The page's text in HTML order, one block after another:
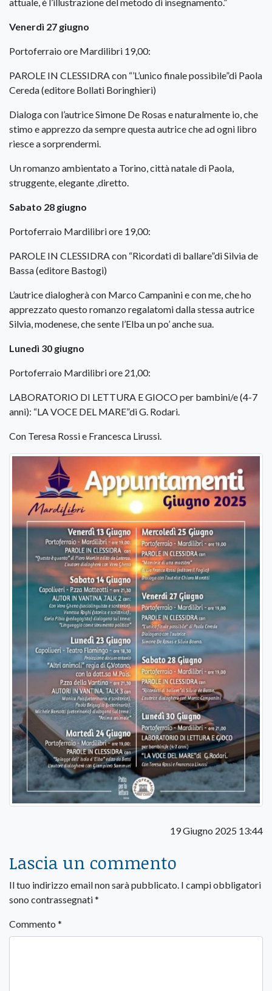
Venerdì 27 giugno
Portoferraio ore Mardilibri 19,00:
PAROLE IN CLESSIDRA con “’L’unico finale possibile”di Paola
Cereda (editore Bollati Boringhieri)
Dialoga con l’autrice Simone De Rosas e naturalmente io, che
stimo e apprezzo da sempre questa autrice che ad ogni libro
riesce a sorprendermi.
Un romanzo ambientato a Torino, città natale di Paola,
struggente, elegante ,diretto.
Sabato 28 giugno
Portoferraio Mardilibri ore 19,00:
PAROLE IN CLESSIDRA con “Ricordati di ballare”di Silvia de
Bassa (editore Bastogi)
L’autrice dialogherà con Marco Campanini e con me, che ho
apprezzato questo romanzo regalatomi dalla stessa autrice
Silvia, modenese, che sente l’Elba un po’ anche sua.
Lunedì 30 giugno
Portoferraio Mardilibri ore 21,00:
LABORATORIO DI LETTURA E GIOCO per bambini/e (4-7
anni): “LA VOCE DEL MARE”di G. Rodari.
Con Teresa Rossi e Francesca Lirussi.
19 Giugno 2025 13:44
Lascia un commento
Il tuo indirizzo email non sarà pubblicato. I campi obbligatori
sono contrassegnati*
Commento *